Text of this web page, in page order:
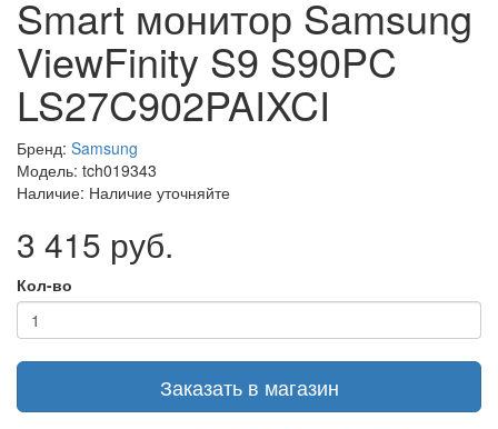
Smart монитор Samsung
ViewFinity S9 S90PC
LS27C902PAIXCI
Бренд: Samsung
Модель: tch019343
Наличие: Наличие уточняйте
3 415 руб.
Кол-во
Заказать в магазин